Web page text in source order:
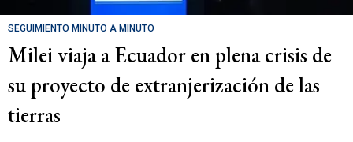
SEGUIMIENTO MINUTO A MINUTO
Milei viaja a Ecuador en plena crisis de
su proyecto de extranjerización de las
tierras